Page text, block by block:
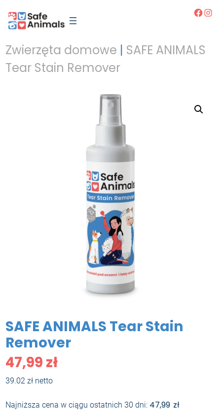
treści
Zwierzęta domowe | SAFE ANIMALS
Tear Stain Remover
SAFE ANIMALS Tear Stain
Remover
47,99 zł
39.02 zł netto
Najniższa cena w ciągu ostatnich 30 dni: 47,99 zł